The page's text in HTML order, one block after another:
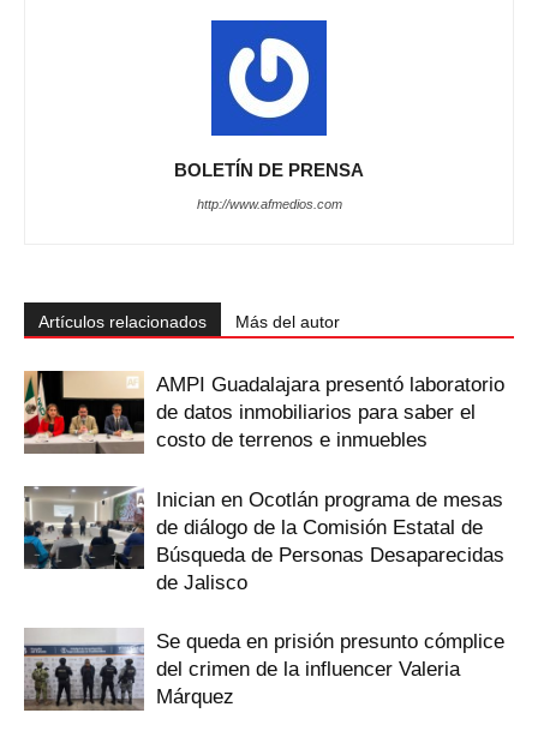
BOLETÍN DE PRENSA
http://www.afmedios.com
Artículos relacionados Más del autor
AMPI Guadalajara presentó laboratorio
de datos inmobiliarios para saber el
costo de terrenos e inmuebles
Inician en Ocotlán programa de mesas
de diálogo de la Comisión Estatal de
Búsqueda de Personas Desaparecidas
de Jalisco
Se queda en prisión presunto cómplice
del crimen de la influencer Valeria
Márquez